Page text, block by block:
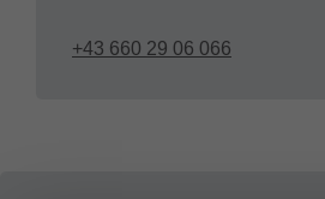
+43 660 29 06 066